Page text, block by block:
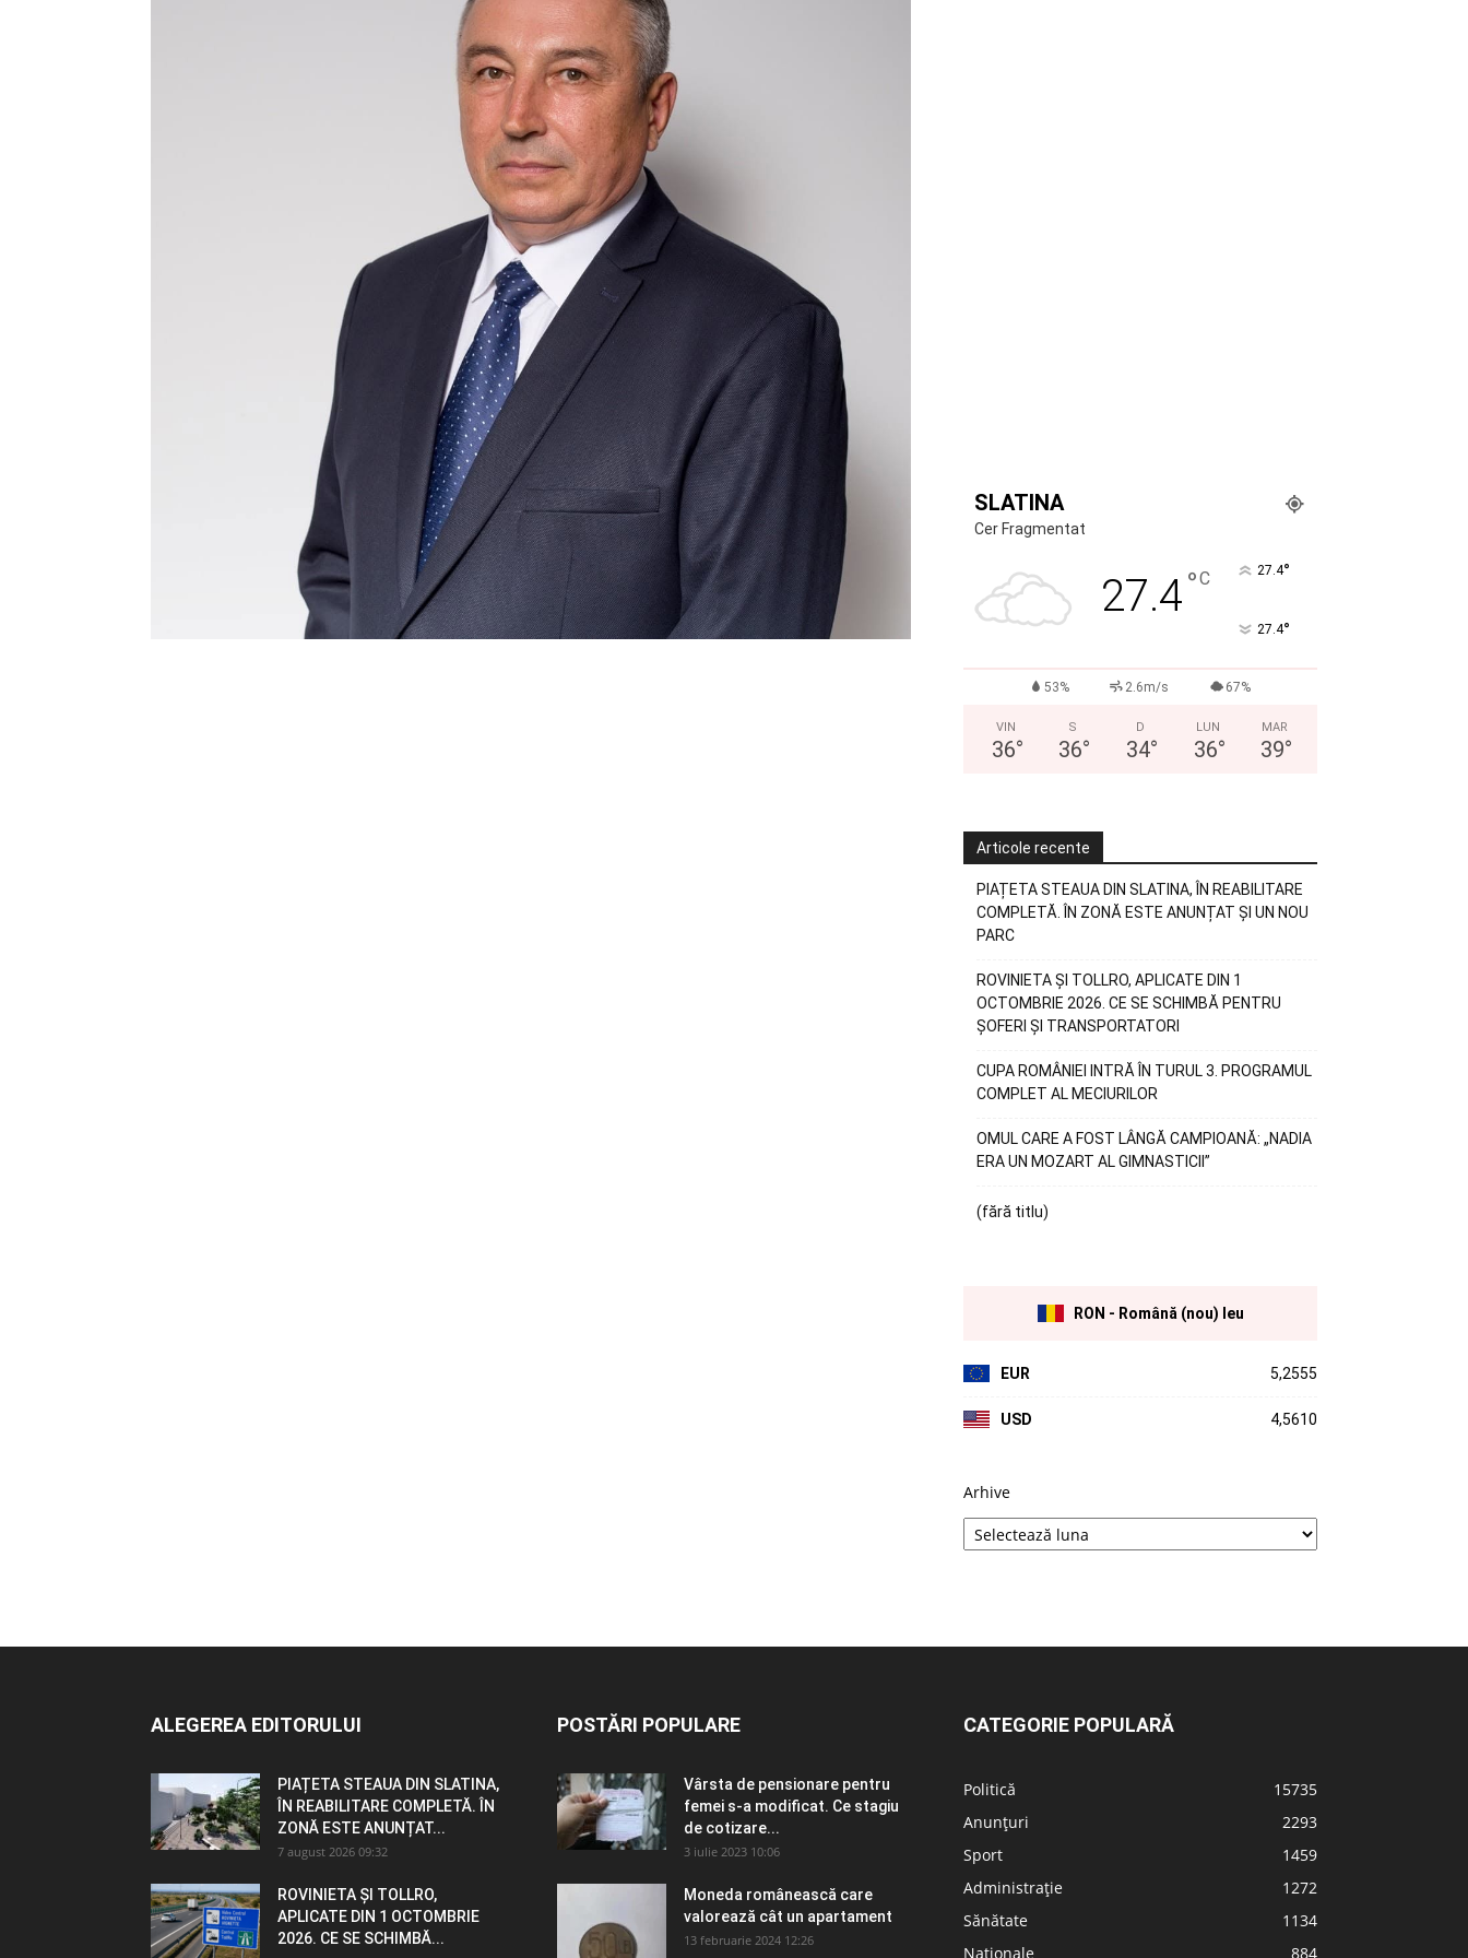
SLATINA
Cer Fragmentat
27.4°C 27.4°
27.4°
53% 2.6m/s 67%
VIN
36°
S
36°
D
34°
LUN
36°
MAR
39°
Articole recente
PIAȚETA STEAUA DIN SLATINA, ÎN REABILITARE
COMPLETĂ. ÎN ZONĂ ESTE ANUNȚAT ȘI UN NOU
PARC
ROVINIETA ȘI TOLLRO, APLICATE DIN 1
OCTOMBRIE 2026. CE SE SCHIMBĂ PENTRU
ȘOFERI ȘI TRANSPORTATORI
CUPA ROMÂNIEI INTRĂ ÎN TURUL 3. PROGRAMUL
COMPLET AL MECIURILOR
OMUL CARE A FOST LÂNGĂ CAMPIOANĂ: „NADIA
ERA UN MOZART AL GIMNASTICII”
(fără titlu)
RON - Română (nou) leu
EUR 5,2555
USD 4,5610
Arhive
ALEGEREA EDITORULUI
PIAȚETA STEAUA DIN SLATINA,
ÎN REABILITARE COMPLETĂ. ÎN
ZONĂ ESTE ANUNȚAT...
7 august 2026 09:32
ROVINIETA ȘI TOLLRO,
APLICATE DIN 1 OCTOMBRIE
2026. CE SE SCHIMBĂ...
POSTĂRI POPULARE
Vârsta de pensionare pentru
femei s-a modificat. Ce stagiu
de cotizare...
3 iulie 2023 10:06
Moneda românească care
valorează cât un apartament
13 februarie 2024 12:26
CATEGORIE POPULARĂ
Politică
15735
Anunțuri
2293
Sport
1459
Administrație
1272
Sănătate
1134
Naționale
884